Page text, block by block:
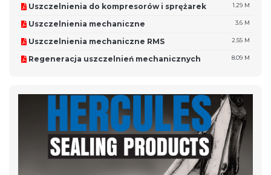
Uszczelnienia do kompresorów i sprężarek 1.29 M
Uszczelnienia mechaniczne 3.6 M
Uszczelnienia mechaniczne RMS 2.55 M
Regeneracja uszczelnień mechanicznych 8.09 M